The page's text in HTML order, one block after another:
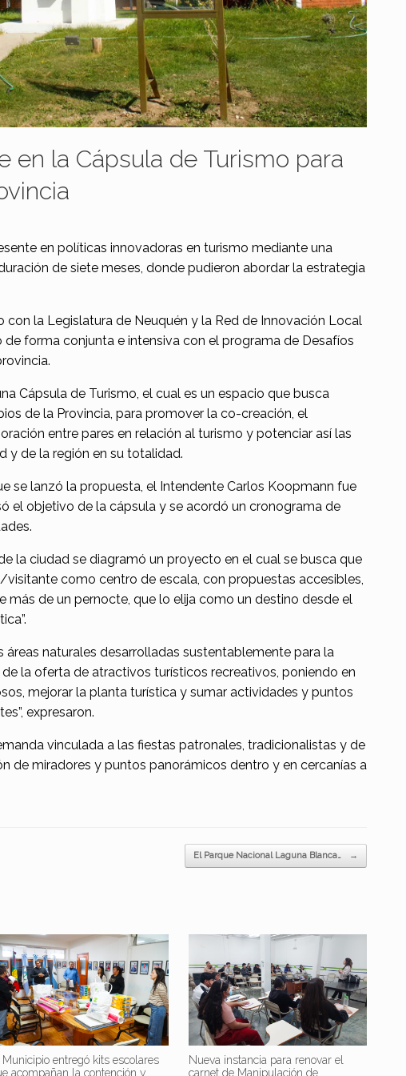
en la Cápsula de Turismo para
en políticas innovadoras en turismo mediante una
de siete meses, donde pudieron abordar la estrategia
con la Legislatura de Neuquén y la Red de Innovación Local
de forma conjunta e intensiva con el programa de Desafíos
Cápsula de Turismo, el cual es un espacio que busca
de la Provincia, para promover la co-creación, el
entre pares en relación al turismo y potenciar así las
y de la región en su totalidad.
se lanzó la propuesta, el Intendente Carlos Koopmann fue
el objetivo de la cápsula y se acordó un cronograma de
la ciudad se diagramó un proyecto en el cual se busca que
visitante como centro de escala, con propuestas accesibles,
más de un pernocte, que lo elija como un destino desde el
áreas naturales desarrolladas sustentablemente para la
la oferta de atractivos turísticos recreativos, poniendo en
mejorar la planta turística y sumar actividades y puntos
expresaron.
vinculada a las fiestas patronales, tradicionalistas y de
de miradores y puntos panorámicos dentro y en cercanías a
El Parque Nacional Laguna Blanca… →
Municipio entregó kits escolares
acompañan la contención y
Nueva instancia para renovar el
carnet de Manipulación de